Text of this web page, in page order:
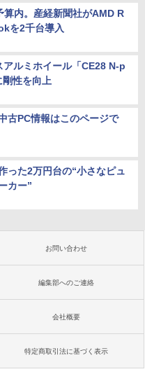
算内。産経新聞社がAMD R
を2千台導入
アルミホイール「CE28 N-p
性を向上
古PC情報はこのページで
った2万円台の“小さなピュ
カー”
お問い合わせ
編集部へのご連絡
会社概要
特定商取引法に基づく表示